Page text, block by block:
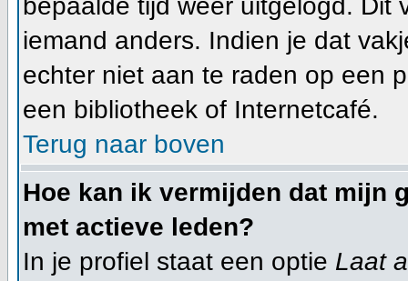
iemand anders. Indien je dat
echter niet aan te raden op een
een bibliotheek of Internetcafé.
Terug naar boven
Hoe kan ik vermijden dat mijn
met actieve leden?
In je profiel staat een optie Laat